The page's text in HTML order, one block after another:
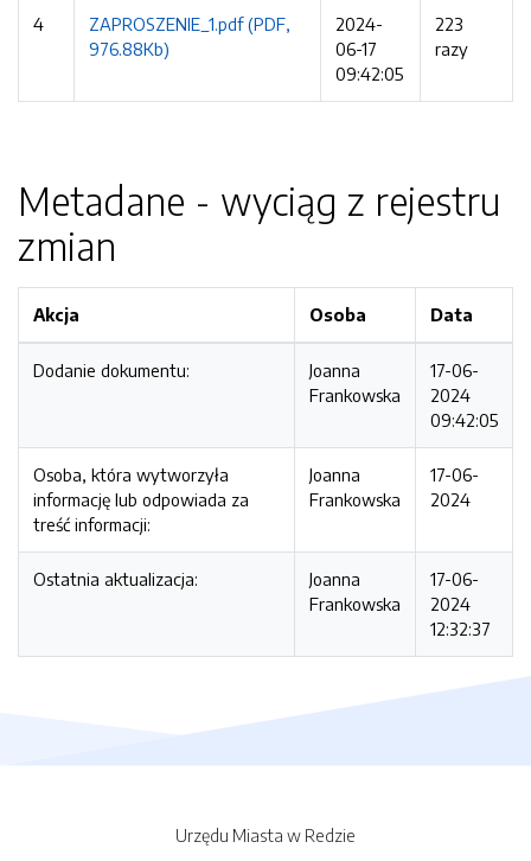
4
ZAPROSZENIE_1.pdf (PDF,
976.88Kb)
2024-
06-17
09:42:05
223
razy
Metadane - wyciąg z rejestru
zmian
Akcja Osoba Data
Dodanie dokumentu:
Joanna
Frankowska
17-06-
2024
09:42:05
Osoba, która wytworzyła
informację lub odpowiada za
treść informacji:
Joanna
Frankowska
17-06-
2024
Ostatnia aktualizacja:
Joanna
Frankowska
17-06-
2024
12:32:37
Urzędu Miasta w Redzie